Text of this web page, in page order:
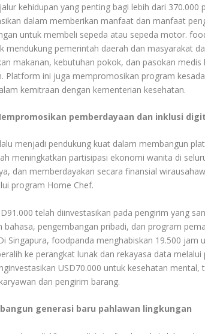
kehidupan yang penting bagi lebih dari
dalam memberikan manfaat dan manfaat
untuk membeli sepeda atau sepeda motor.
mendukung pemerintah daerah dan masyarakat
makanan, kebutuhan pokok, dan pasokan
Platform ini juga mempromosikan program
kemitraan dengan kementerian kesehatan.
pemberdayaan dan inklusi
menjadi pendukung kuat dalam membangun
meningkatkan partisipasi ekonomi wanita di
dan memberdayakan secara finansial
program Home Chef.
telah diinvestasikan pada pengirim yang
bahasa, pengembangan pribadi, dan program
Singapura, foodpanda menghabiskan 19.500
ke perangkat lunak dan rekayasa data
USD70.000 untuk kesehatan
dan pengirim barang.
generasi baru pahlawan lingkungan